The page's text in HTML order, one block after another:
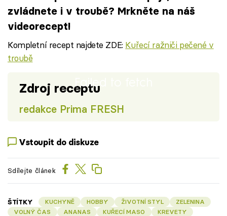
zvládnete i v troubě? Mrkněte na náš
videorecept!
Kompletní recept najdete ZDE: Kuřecí ražniči pečené v
troubě
Failed to fetch
Zdroj receptu
redakce Prima FRESH
Vstoupit do diskuze
Sdílejte článek
ŠTÍTKY KUCHYNĚ HOBBY ŽIVOTNÍ STYL
ZELENINA
VOLNÝ ČAS
ANANAS KUŘECÍ MASO
KREVETY